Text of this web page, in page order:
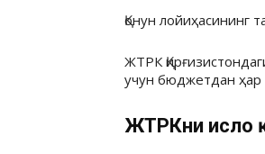
Қонун лойиҳасининг
ЖТРК
учун бюджетдан
ЖТРКни ислоҳ